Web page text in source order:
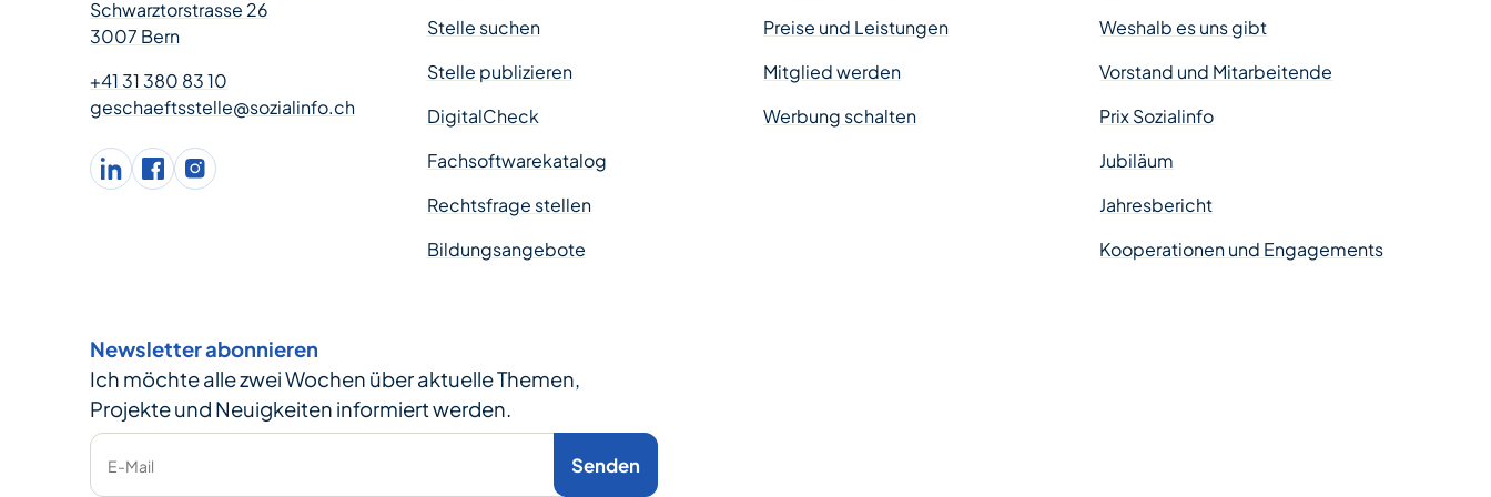
Schwarztorstrasse 26
3007 Bern
+41 31 380 83 10
geschaeftsstelle@sozialinfo.ch
LinkedInfacebookInstagram
Stelle suchen
Stelle publizieren
DigitalCheck
Fachsoftwarekatalog
Rechtsfrage stellen
Bildungsangebote
Preise und Leistungen
Mitglied werden
Werbung schalten
Weshalb es uns gibt
Vorstand und Mitarbeitende
Prix Sozialinfo
Jubiläum
Jahresbericht
Kooperationen und Engagements
Newsletter abonnieren
Ich möchte alle zwei Wochen über aktuelle Themen,
Projekte und Neuigkeiten informiert werden.
E-Mail Senden